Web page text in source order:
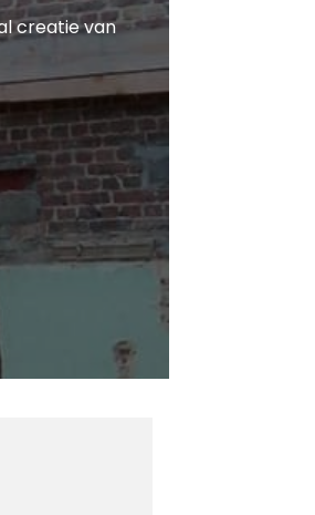
creatie van